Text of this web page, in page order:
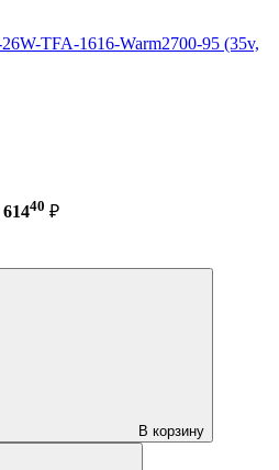
TFA-1616-Warm2700-95 (35v,
61440 ₽
В корзину